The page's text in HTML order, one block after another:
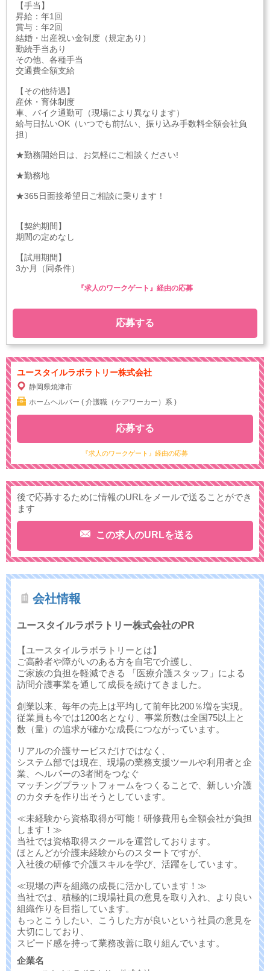
【手当】
昇給：年1回
賞与：年2回
結婚・出産祝い金制度（規定あり）
勤続手当あり
その他、各種手当
交通費全額支給
【その他待遇】
産休・育休制度
車、バイク通勤可（現場により異なります）
給与日払いOK（いつでも前払い、振り込み手数料全額会社負
担）
★勤務開始日は、お気軽にご相談ください!
★勤務地
★365日面接希望日ご相談に乗ります！
【契約期間】
期間の定めなし
【試用期間】
3か月（同条件）
応募する
『求人のワークゲート』経由の応募
ユースタイルラボラトリー株式会社
静岡県焼津市
ホームヘルパー ( 介護職（ケアワーカー）系 )
『求人のワークゲート』経由の応募
応募する
後で応募するために情報のURLをメールで送ることができ
ます
この求人のURLを送る
会社情報
ユースタイルラボラトリー株式会社のPR
【ユースタイルラボラトリーとは】
ご高齢者や障がいのある方を自宅で介護し、
ご家族の負担を軽減できる 「医療介護スタッフ」による
訪問介護事業を通して成長を続けてきました。
創業以来、毎年の売上は平均して前年比200％増を実現。
従業員も今では1200名となり、事業所数は全国75以上と
数（量）の追求が確かな成長につながっています。
リアルの介護サービスだけではなく、
システム部では現在、現場の業務支援ツールや利用者と企
業、ヘルパーの3者間をつなぐ
マッチングプラットフォームをつくることで、新しい介護
のカタチを作り出そうとしています。
≪未経験から資格取得が可能！研修費用も全額会社が負担
します！≫
当社では資格取得スクールを運営しております。
ほとんどが介護未経験からのスタートですが、
入社後の研修で介護スキルを学び、活躍をしています。
≪現場の声を組織の成長に活かしています！≫
当社では、積極的に現場社員の意見を取り入れ、より良い
組織作りを目指しています。
もっとこうしたい、こうした方が良いという社員の意見を
大切にしており、
スピード感を持って業務改善に取り組んでいます。
企業名